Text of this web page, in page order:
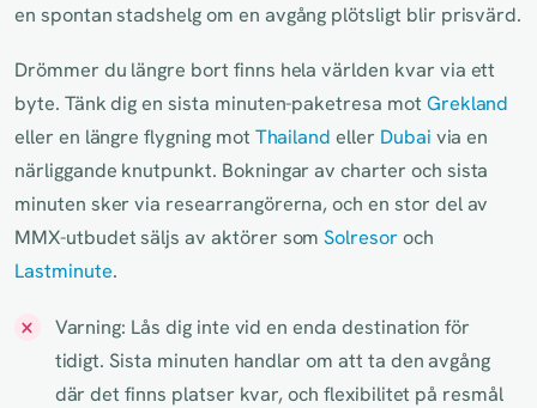
en spontan stadshelg om en avgång plötsligt blir prisvärd.
Drömmer du längre bort finns hela världen kvar via ett
byte. Tänk dig en sista minuten-paketresa mot Grekland
eller en längre flygning mot Thailand eller Dubai via en
närliggande knutpunkt. Bokningar av charter och sista
minuten sker via researrangörerna, och en stor del av
MMX-utbudet säljs av aktörer somSolresoroch
Lastminute.
Varning: Lås dig inte vid en enda destination för
tidigt. Sista minuten handlar om att ta den avgång
där det finns platser kvar, och flexibilitet på resmål